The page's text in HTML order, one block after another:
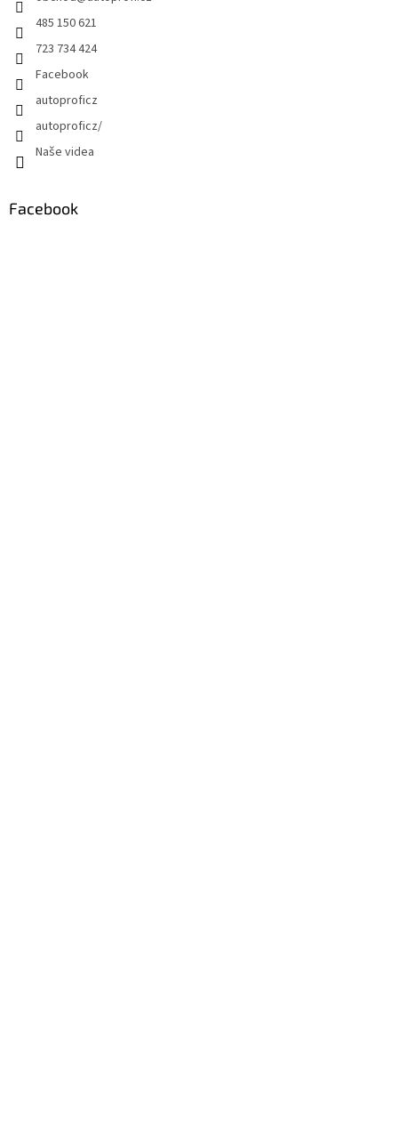
485 150 621
723 734 424
Facebook
autoproficz
autoproficz/
Naše videa
Facebook